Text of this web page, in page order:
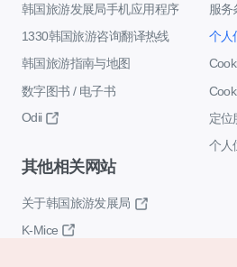
韩国旅游发展局手机应用程序
1330韩国旅游咨询翻译热线
韩国旅游指南与地图
数字图书 / 电子书
Odii
服务
个人
定位
个人
其他相关网站
关于韩国旅游发展局
K-Mice